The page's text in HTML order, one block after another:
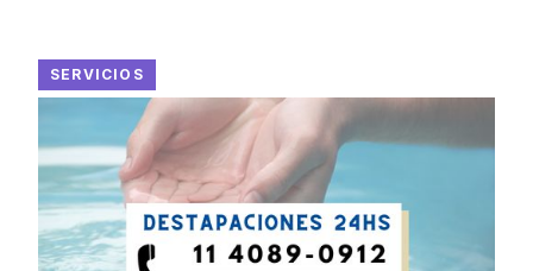
SERVICIOS